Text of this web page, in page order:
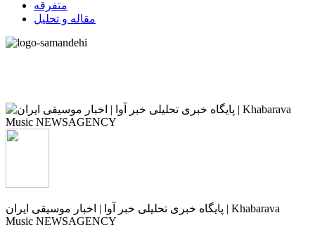
متفرقه
مقاله و تحلیل
پایگاه خبری تحلیلی خبر آوا | اخبار موسیقی ایران | Khabarava
Music NEWSAGENCY